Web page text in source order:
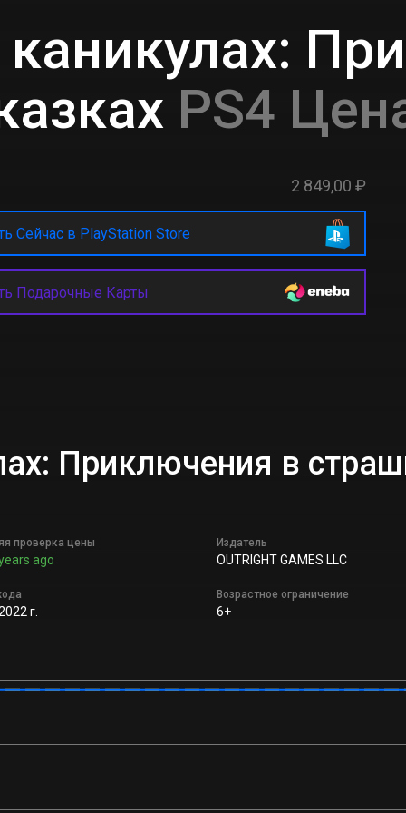
PS4
2 849,00 ₽
Сейчас в PlayStation Store
Подарочные Карты
Приключения в
проверка цены
ago
г.
Издатель
OUTRIGHT GAMES LLC
Возрастное ограничение
6+